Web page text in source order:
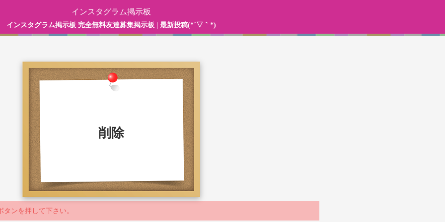
インスタグラム掲示板
インスタグラム掲示板 完全無料友達募集掲示板 | 最新投稿(*´▽｀*)
削除
ンを押して下さい。